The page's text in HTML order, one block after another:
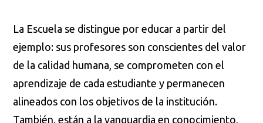
La Escuela se distingue por educar a partir del
ejemplo: sus profesores son conscientes del valor
de la calidad humana, se comprometen con el
aprendizaje de cada estudiante y permanecen
alineados con los objetivos de la institución.
También, están a la vanguardia en conocimiento,